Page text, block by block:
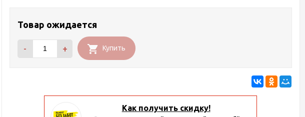
Товар ожидается
- + Купить
Как получить скидку!